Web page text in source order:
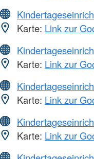
Karte: Link zur
Karte: Link zur
Karte: Link zur
Karte: Link zur